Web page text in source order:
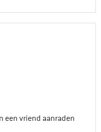
een vriend aanraden